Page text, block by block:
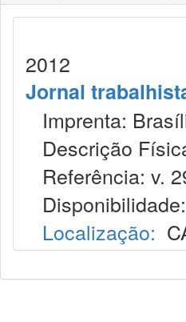
2012
Jornal
Imprenta:
Descrição
Referência: v.
Disponibilidade:
Localização: